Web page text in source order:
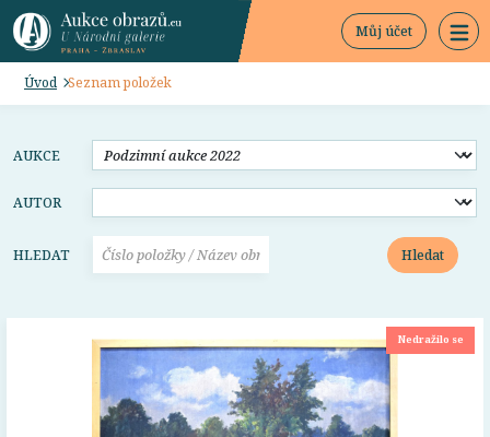
Můj účet
Úvod Seznam položek
AUKCE
AUTOR
HLEDAT Hledat
Nedražilo se